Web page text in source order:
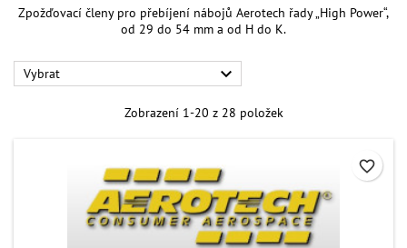
Zpožďovací členy pro přebíjení nábojů Aerotech řady „High Power“,
od 29 do 54 mm a od H do K.
Vybrat 
Zobrazení 1-20 z 28 položek
favorite_border